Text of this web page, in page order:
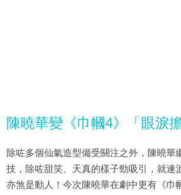
陳曉華變《巾幗4》「眼淚擔
除咗多個仙氣造型備受關注之外，陳曉華
技，除咗甜笑、天真的樣子勁吸引，就連
亦煞是動人！今次陳曉華在劇中更有《巾